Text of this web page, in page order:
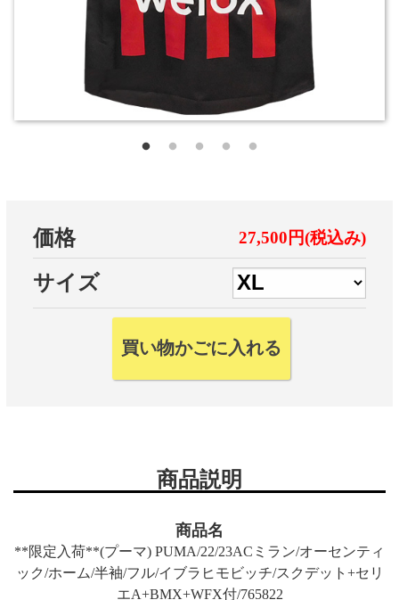
価格 27,500円(税込み)
サイズ
商品説明
商品名
**限定入荷**(プーマ) PUMA/22/23ACミラン/オーセンティ
ック/ホーム/半袖/フル/イブラヒモビッチ/スクデット+セリ
エA+BMX+WFX付/765822